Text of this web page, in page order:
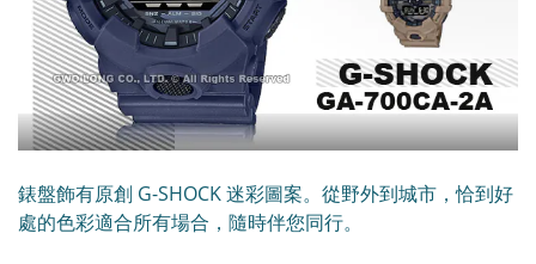
錶盤飾有原創 G-SHOCK 迷彩圖案。從野外到城市，恰到好
處的色彩適合所有場合，隨時伴您同行。